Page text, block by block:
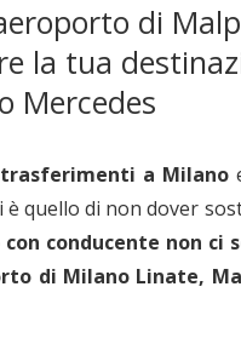
di
la tua
Mercedes
a Milano
quello di non dover
conducente non ci
di Milano Linate,